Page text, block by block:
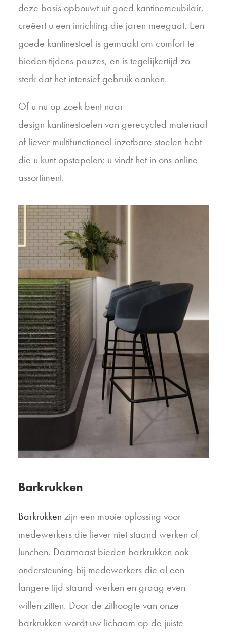
deze basis opbouwt uit goed kantinemeubilair,
creëert u een inrichting die jaren meegaat. Een
goede kantinestoel is gemaakt om comfort te
bieden tijdens pauzes, en is tegelijkertijd zo
sterk dat het intensief gebruik aankan.
Of u nu op zoek bent naar
design kantinestoelen van gerecycled materiaal
of liever multifunctioneel inzetbare stoelen hebt
die u kunt opstapelen; u vindt het in ons online
assortiment.
Barkrukken
Barkrukken zijn een mooie oplossing voor
medewerkers die liever niet staand werken of
lunchen. Daarnaast bieden barkrukken ook
ondersteuning bij medewerkers die al een
langere tijd staand werken en graag even
willen zitten. Door de zithoogte van onze
barkrukken wordt uw lichaam op de juiste